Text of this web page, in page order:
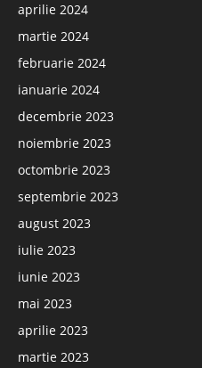
aprilie 2024
martie 2024
februarie 2024
ianuarie 2024
decembrie 2023
noiembrie 2023
octombrie 2023
septembrie 2023
august 2023
iulie 2023
iunie 2023
mai 2023
aprilie 2023
martie 2023